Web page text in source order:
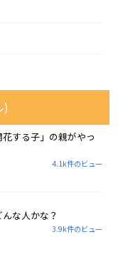
)
する子」の親がやっ
4.1k件のビュー
な人かな？
3.9k件のビュー